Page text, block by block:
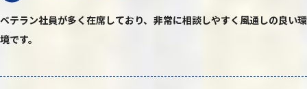
ベテラン社員が多く在席しており、非常に相談しやすく風通しの良い環
境です。